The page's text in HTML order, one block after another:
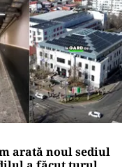
arată noul sediul